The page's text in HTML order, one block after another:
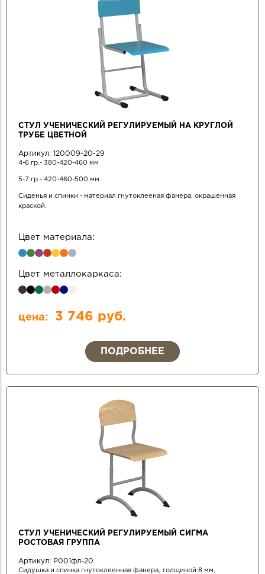
СТУЛ УЧЕНИЧЕСКИЙ РЕГУЛИРУЕМЫЙ НА КРУГЛОЙ
ТРУБЕ ЦВЕТНОЙ
Артикул: 120009-20-29
4-6 гр.- 380-420-460 мм
5-7 гр.- 420-460-500 мм
Сиденья и спинки - материал гнутоклееная фанера, окрашенная
краской.
Цвет материала:
Цвет металлокаркаса:
цена: 3 746 руб.
ПОДРОБНЕЕ
СТУЛ УЧЕНИЧЕСКИЙ РЕГУЛИРУЕМЫЙ СИГМА
РОСТОВАЯ ГРУППА
Артикул: Р001фл-20
Сидушка и спинка гнутоклеенная фанера, толщиной 8 мм,